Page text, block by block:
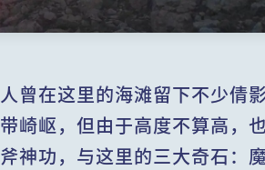
曾在这里的海滩留下不少倩
崎岖，但由于高度不算高，
神功，与这里的三大奇石：